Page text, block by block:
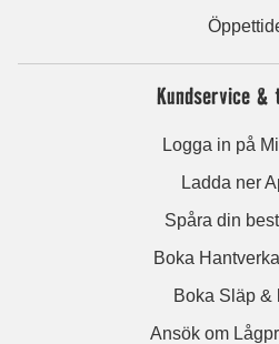
Kundservice
Logga in på
Ladda ner
Spåra din
Boka
Boka Släp &
Ansök om